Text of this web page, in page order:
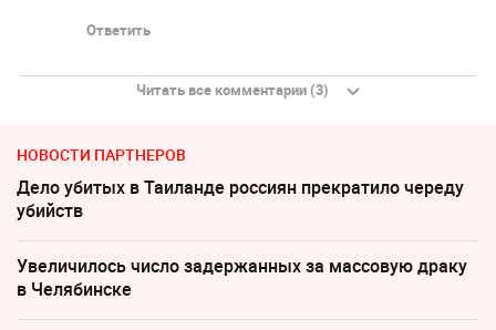
Ответить
Читать все комментарии (3)
НОВОСТИ ПАРТНЕРОВ
Дело убитых в Таиланде россиян прекратило череду
убийств
Увеличилось число задержанных за массовую драку
в Челябинске